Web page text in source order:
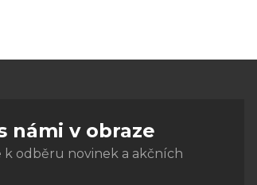
námi v obraze
k odběru novinek a akčních